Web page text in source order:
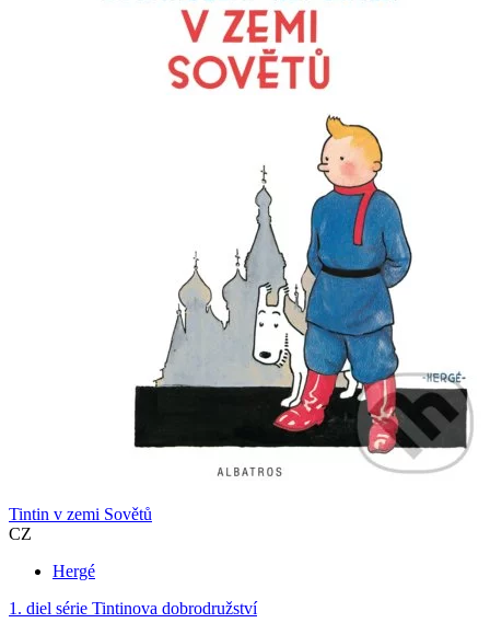
Tintin v zemi Sovětů
CZ
Hergé
1. diel série Tintinova dobrodružství